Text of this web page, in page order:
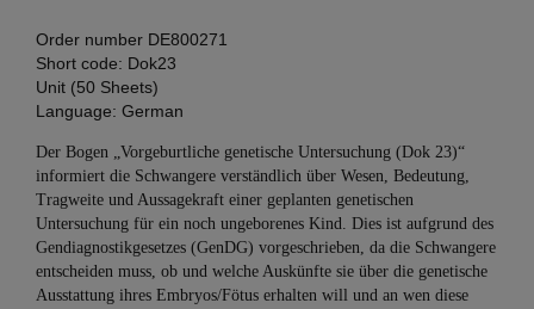
Order number DE800271
Short code: Dok23
Unit (50 Sheets)
Language: German
Der Bogen „Vorgeburtliche genetische Untersuchung (Dok 23)“
informiert die Schwangere verständlich über Wesen, Bedeutung,
Tragweite und Aussagekraft einer geplanten genetischen
Untersuchung für ein noch ungeborenes Kind. Dies ist aufgrund des
Gendiagnostikgesetzes (GenDG) vorgeschrieben, da die Schwangere
entscheiden muss, ob und welche Auskünfte sie über die genetische
Ausstattung ihres Embryos/Fötus erhalten will und an wen diese